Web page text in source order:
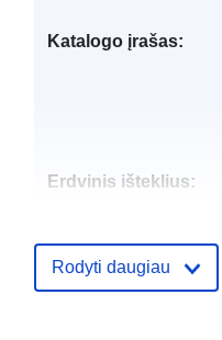
Katalogo įrašas:
Erdvinis išteklius:
Rodyti daugiau